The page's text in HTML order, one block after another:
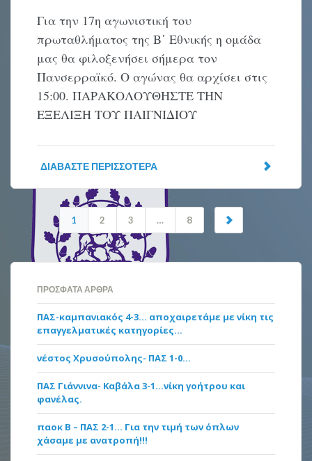
Για την 17η αγωνιστική του
πρωταθλήματος της Β΄ Εθνικής η ομάδα
μας θα φιλοξενήσει σήμερα τον
Πανσερραϊκό. Ο αγώνας θα αρχίσει στις
15:00. ΠΑΡΑΚΟΛΟΥΘΗΣΤΕ ΤΗΝ
ΕΞΕΛΙΞΗ ΤΟΥ ΠΑΙΓΝΙΔΙΟΥ
ΔΙΑΒΆΣΤΕ ΠΕΡΙΣΣΌΤΕΡΑ
1 2 3 … 8
ΠΡΌΣΦΑΤΑ ΆΡΘΡΑ
ΠΑΣ-καμπανιακός 4-3… αποχαιρετάμε με νίκη τις
επαγγελματικές κατηγορίες…
νέστος Χρυσούπολης- ΠΑΣ 1-0…
ΠΑΣ Γιάννινα- Καβάλα 3-1…νίκη γοήτρου και
φανέλας.
παοκ Β – ΠΑΣ 2-1… Για την τιμή των όπλων
χάσαμε με ανατροπή!!!